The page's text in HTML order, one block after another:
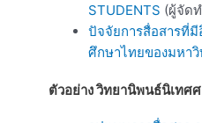
STUDENTS (ผู้จัด
ปัจจัยการสื่อสารที่
ศึกษาไทยของมหา
ตัวอย่าง วิทยานิพนธ์นิเทศ